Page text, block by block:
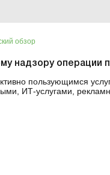
обзор
надзору операции
пользующимся
ИТ-услугами,